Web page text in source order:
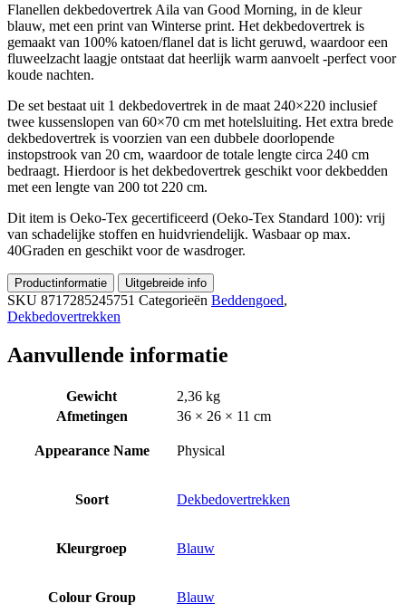
Flanellen dekbedovertrek Aila van Good Morning, in de kleur
blauw, met een print van Winterse print. Het dekbedovertrek is
gemaakt van 100% katoen/flanel dat is licht geruwd, waardoor een
fluweelzacht laagje ontstaat dat heerlijk warm aanvoelt -perfect voor
koude nachten.
De set bestaat uit 1 dekbedovertrek in de maat 240×220 inclusief
twee kussenslopen van 60×70 cm met hotelsluiting. Het extra brede
dekbedovertrek is voorzien van een dubbele doorlopende
instopstrook van 20 cm, waardoor de totale lengte circa 240 cm
bedraagt. Hierdoor is het dekbedovertrek geschikt voor dekbedden
met een lengte van 200 tot 220 cm.
Dit item is Oeko-Tex gecertificeerd (Oeko-Tex Standard 100): vrij
van schadelijke stoffen en huidvriendelijk. Wasbaar op max.
40Graden en geschikt voor de wasdroger.
Productinformatie Uitgebreide info
SKU 8717285245751 Categorieën Beddengoed,
Dekbedovertrekken
Aanvullende informatie
Gewicht
2,36 kg
Afmetingen
36 × 26 × 11 cm
Appearance Name Physical
Soort Dekbedovertrekken
Kleurgroep Blauw
Colour Group Blauw